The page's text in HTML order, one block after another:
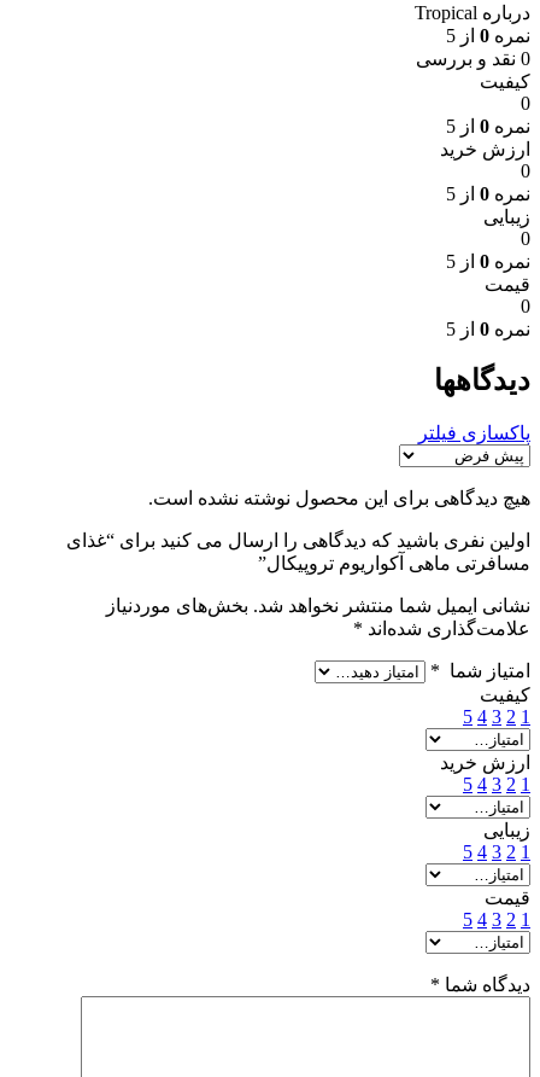
درباره Tropical
نمره 0 از 5
0 نقد و بررسی
کیفیت
0
نمره 0 از 5
ارزش خرید
0
نمره 0 از 5
زیبایی
0
نمره 0 از 5
قیمت
0
نمره 0 از 5
دیدگاهها
پاکسازی فیلتر
هیچ دیدگاهی برای این محصول نوشته نشده است.
اولین نفری باشید که دیدگاهی را ارسال می کنید برای “غذای
مسافرتی ماهی آکواریوم تروپیکال”
نشانی ایمیل شما منتشر نخواهد شد. بخش‌های موردنیاز
علامت‌گذاری شده‌اند *
امتیاز شما *
کیفیت
1
2
3
4
5
ارزش خرید
1
2
3
4
5
زیبایی
1
2
3
4
5
قیمت
1
2
3
4
5
دیدگاه شما *